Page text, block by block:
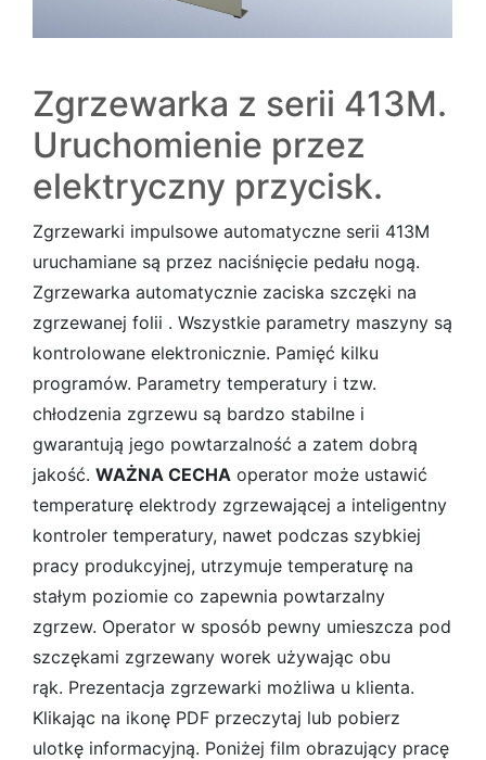
Zgrzewarka z serii 413M.
Uruchomienie przez
elektryczny przycisk.
Zgrzewarki impulsowe automatyczne serii 413M
uruchamiane są przez naciśnięcie pedału nogą.
Zgrzewarka automatycznie zaciska szczęki na
zgrzewanej folii . Wszystkie parametry maszyny są
kontrolowane elektronicznie. Pamięć kilku
programów. Parametry temperatury i tzw.
chłodzenia zgrzewu są bardzo stabilne i
gwarantują jego powtarzalność a zatem dobrą
jakość. WAŻNA CECHA operator może ustawić
temperaturę elektrody zgrzewającej a inteligentny
kontroler temperatury, nawet podczas szybkiej
pracy produkcyjnej, utrzymuje temperaturę na
stałym poziomie co zapewnia powtarzalny
zgrzew. Operator w sposób pewny umieszcza pod
szczękami zgrzewany worek używając obu
rąk. Prezentacja zgrzewarki możliwa u klienta.
Klikając na ikonę PDF przeczytaj lub pobierz
ulotkę informacyjną. Poniżej film obrazujący pracę